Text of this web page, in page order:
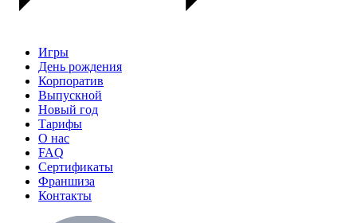
Игры
День рождения
Корпоратив
Выпускной
Новый год
Тарифы
О нас
FAQ
Сертификаты
Франшиза
Контакты